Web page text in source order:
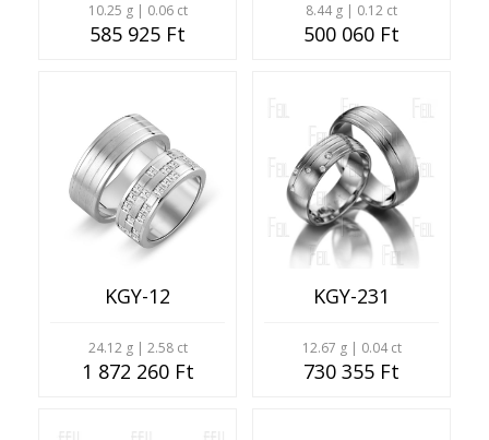
10.25 g | 0.06 ct
585 925 Ft
8.44 g | 0.12 ct
500 060 Ft
KGY-12
24.12 g | 2.58 ct
1 872 260 Ft
KGY-231
12.67 g | 0.04 ct
730 355 Ft